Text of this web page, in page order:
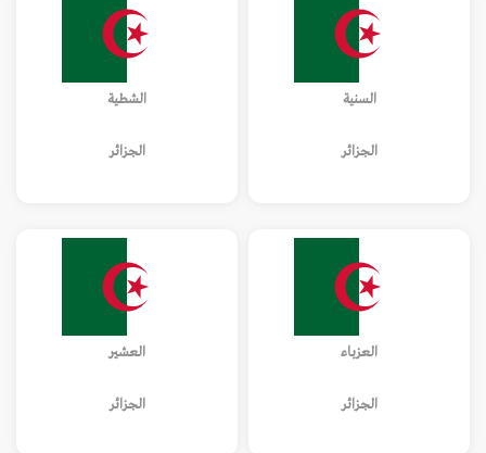
السنية
الجزائر
الشطية
الجزائر
العزباء
الجزائر
العشير
الجزائر